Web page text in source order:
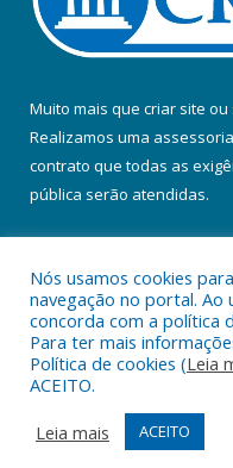
Muito mais que criar site ou
Realizamos uma assessoria
contrato que todas as
pública serão atendidas.
Todos os direitos
Mapa do Site
Acessar
Acessar Webmail
Nós usamos cookies
navegação no portal. Ao
concorda com a política
Para ter mais
Política de cookies (Leia
ACEITO.
Leia mais
ACEITO